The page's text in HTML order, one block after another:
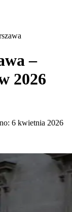
–
2026
6 kwietnia 2026